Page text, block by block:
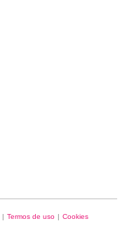
| Termos de uso | Cookies